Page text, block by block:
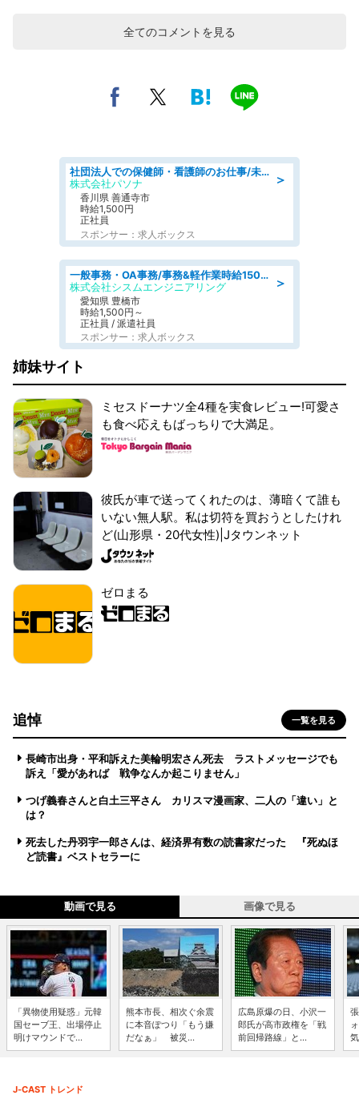
全てのコメントを見る
＞
社団法人での保健師・看護師のお仕事/未経験OK/要資格:普通免許、保健師、正看護師
株式会社パソナ
香川県 善通寺市
時給1,500円
正社員
スポンサー：求人ボックス
＞
一般事務・OA事務/事務&軽作業時給1500円土日祝休み各種社保完備
株式会社シスムエンジニアリング
愛知県 豊橋市
時給1,500円～
正社員 / 派遣社員
スポンサー：求人ボックス
姉妹サイト
ミセスドーナツ全4種を実食レビュー!可愛さ
も食べ応えもばっちりで大満足。
彼氏が車で送ってくれたのは、薄暗くて誰も
いない無人駅。私は切符を買おうとしたけれ
ど(山形県・20代女性)|Jタウンネット
ゼロまる
追悼 一覧を見る
長崎市出身・平和訴えた美輪明宏さん死去 ラストメッセージでも
訴え「愛があれば 戦争なんか起こりません」
つげ義春さんと白土三平さん カリスマ漫画家、二人の「違い」と
は？
死去した丹羽宇一郎さんは、経済界有数の読書家だった 『死ぬほ
ど読書』ベストセラーに
動画で見る 画像で見る
「異物使用疑惑」元韓
国セーブ王、出場停止
明けマウンドで...
熊本市長、相次ぐ余震
に本音ぽつり「もう嫌
だなぁ」 被災...
広島原爆の日、小沢一
郎氏が高市政権を「戦
前回帰路線」と...
J-CAST トレンド